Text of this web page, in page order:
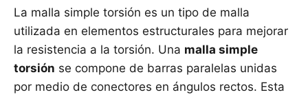
La malla simple torsión es un tipo de malla
utilizada en elementos estructurales para mejorar
la resistencia a la torsión. Una malla simple
torsión se compone de barras paralelas unidas
por medio de conectores en ángulos rectos. Esta